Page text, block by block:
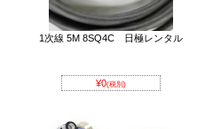
1次線 5M 8SQ4C 日極レンタル
¥0(税別)